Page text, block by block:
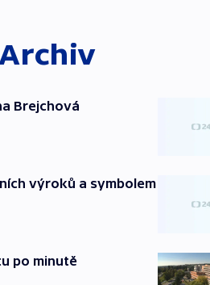
Brejchová
výroků a symbolem
po minutě